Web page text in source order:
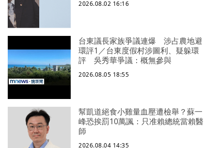
2026.08.02 16:16
台東議長家族爭議連爆 涉占農地避
環評1／台東度假村涉圖利、疑躲環
評 吳秀華爭議：概無參與
2026.08.05 18:55
幫凱道絕食小雞量血壓遭檢舉？蘇一
峰恐挨罰10萬諷：只准賴總統當賴醫
師
2026.08.04 14:35